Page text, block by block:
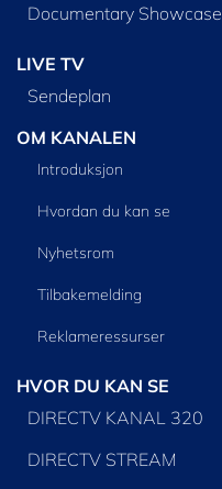
Documentary Showcase
LIVE TV
Sendeplan
OM KANALEN
Introduksjon
Hvordan du kan se
Nyhetsrom
Tilbakemelding
Reklameressurser
HVOR DU KAN SE
DIRECTV KANAL 320
DIRECTV STREAM